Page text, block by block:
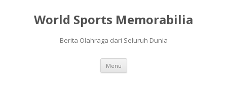
World Sports Memorabilia
Berita Olahraga dari Seluruh Dunia
Menu Skip
content